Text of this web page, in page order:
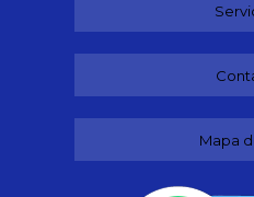
Mapa